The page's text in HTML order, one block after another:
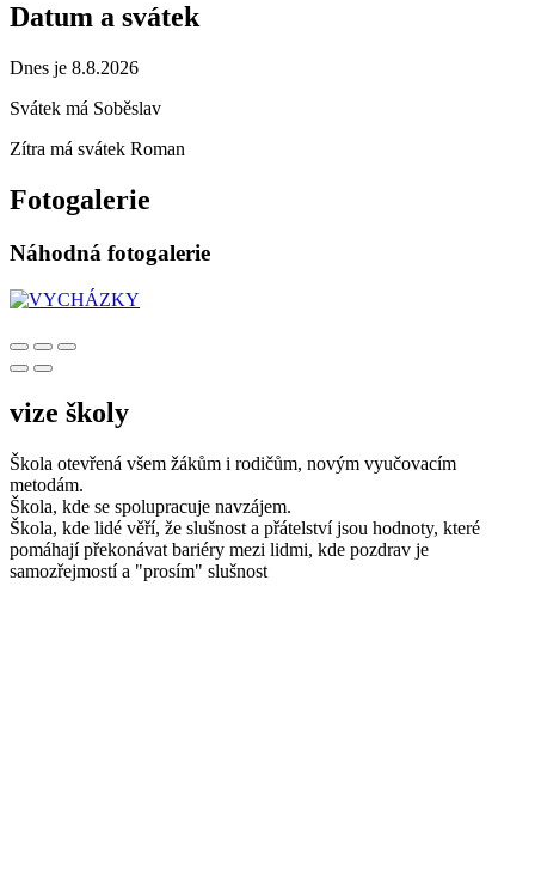
Datum a svátek
Dnes je 8.8.2026
Svátek má Soběslav
Zítra má svátek Roman
Fotogalerie
Náhodná fotogalerie
vize školy
Škola otevřená všem žákům i rodičům, novým vyučovacím
metodám.
Škola, kde se spolupracuje navzájem.
Škola, kde lidé věří, že slušnost a přátelství jsou hodnoty, které
pomáhají překonávat bariéry mezi lidmi, kde pozdrav je
samozřejmostí a "prosím" slušnost